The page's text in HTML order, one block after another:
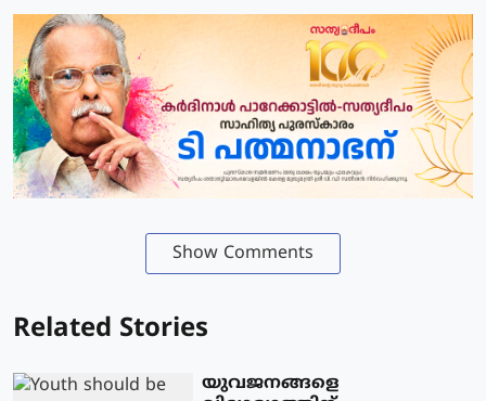
Show Comments
Related Stories
യുവജനങ്ങളെ